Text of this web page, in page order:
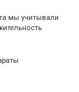
мы учитывали